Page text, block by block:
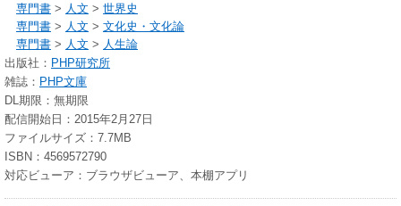
専門書 > 人文 > 世界史
専門書 > 人文 > 文化史・文化論
専門書 > 人文 > 人生論
出版社： PHP研究所
雑誌： PHP文庫
DL期限：無期限
配信開始日：2015年2月27日
ファイルサイズ：7.7MB
ISBN：4569572790
対応ビューア：ブラウザビューア、本棚アプリ